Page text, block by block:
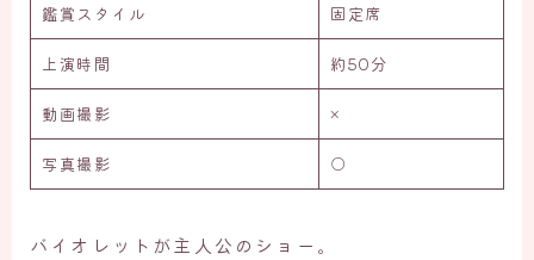
鑑賞スタイル 固定席
上演時間 約50分
動画撮影 ×
写真撮影 ○
バイオレットが主人公のショー。